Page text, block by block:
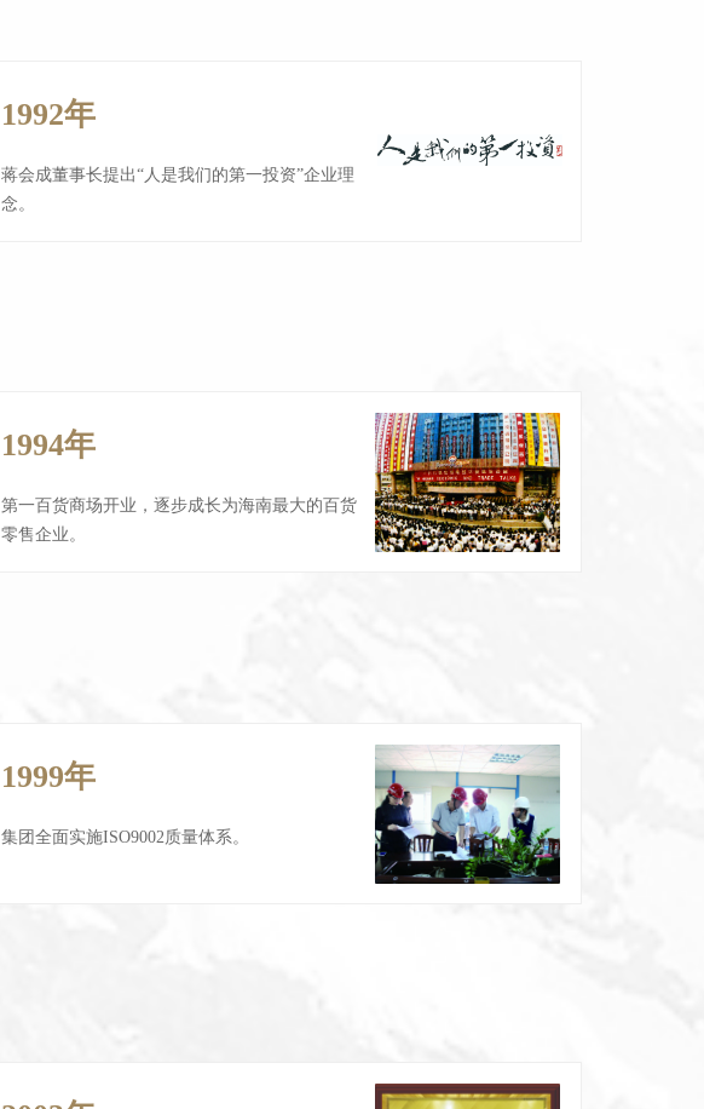
1999年
集团全面实施ISO9002质量体系。
1994年
第一百货商场开业，逐步成长为海南最大的百货
零售企业。
1992年
蒋会成董事长提出“人是我们的第一投资”企业理
念。